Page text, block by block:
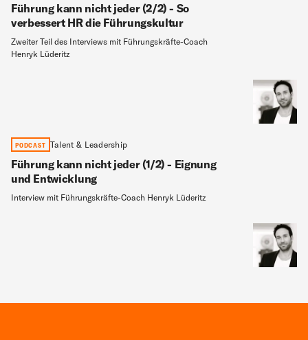
PODCAST Talent & Leadership
Führung kann nicht jeder (1/2) - Eignung
und Entwicklung
Interview mit Führungskräfte-Coach Henryk Lüderitz
Führung kann nicht jeder (2/2) - So
verbessert HR die Führungskultur
Zweiter Teil des Interviews mit Führungskräfte-Coach
Henryk Lüderitz